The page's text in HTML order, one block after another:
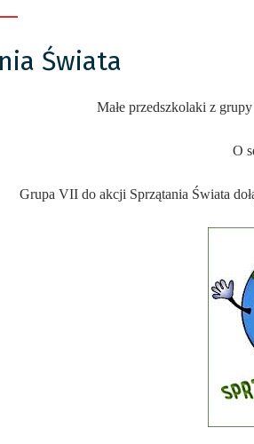
Świata
Małe przedszkolaki z
O
Grupa VII do akcji Sprzątania Świata